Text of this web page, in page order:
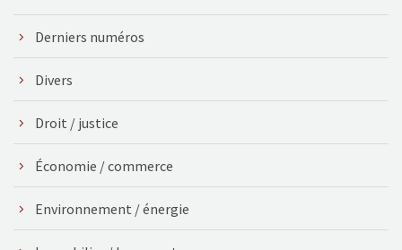
Derniers numéros
Divers
Droit / justice
Économie / commerce
Environnement / énergie